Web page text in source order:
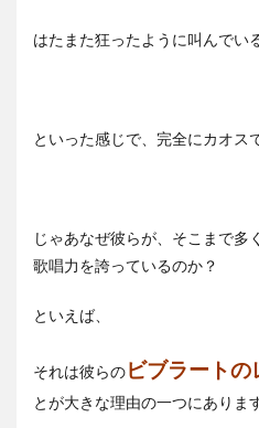
はたまた狂ったように叫んでい
といった感じで、完全にカオス
じゃあなぜ彼らが、そこまで多
歌唱力を誇っているのか？
といえば、
それは彼らのビブラート
とが大きな理由の一つにあります